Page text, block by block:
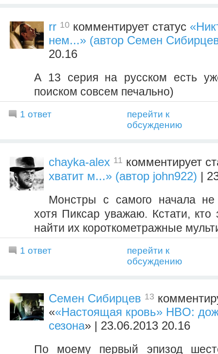
rr 10 комментирует статус
нем...» (автор Семен
20.16
А 13 серия на русском есть
поиском совсем печально)
1 ответ
перейти к
обсуждению
chayka-alex 11 комментирует
хватит м...» (автор john922) |
Монстры с самого начала
хотя Пиксар уважаю. Кстати, кто
найти их короткометражные
1 ответ
перейти к
обсуждению
Семен Сибирцев 13
««Настоящая кровь» HBO:
сезона» | 23.06.2013 20.16
По моему первый эпизод